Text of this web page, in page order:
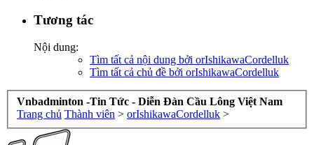
Tương tác
Nội dung:
Tìm tất cả nội dung bởi orIshikawaCordelluk
Tìm tất cả chủ đề bởi orIshikawaCordelluk
Vnbadminton -Tin Tức - Diễn Đàn Cầu Lông Việt Nam
Trang chủ Thành viên > orIshikawaCordelluk >